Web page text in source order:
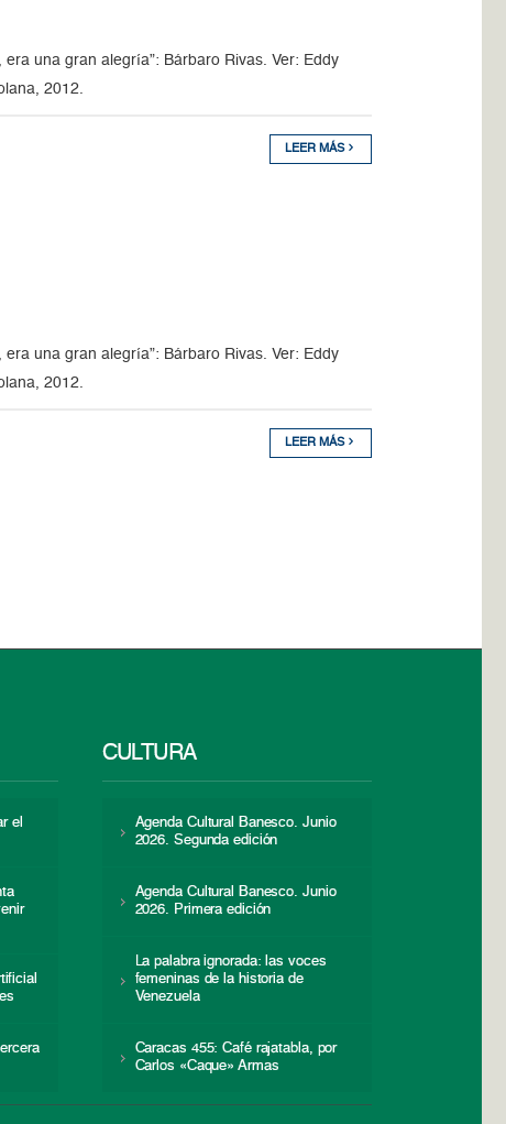
una gran alegría”: Bárbaro Rivas. Ver: Eddy
2012.
LEER MÁS
una gran alegría”: Bárbaro Rivas. Ver: Eddy
2012.
LEER MÁS
el
CULTURA
Agenda Cultural Banesco. Junio
2026. Segunda edición
Agenda Cultural Banesco. Junio
2026. Primera edición
La palabra ignorada: las voces
femeninas de la historia de
Venezuela
Caracas 455: Café rajatabla, por
Carlos «Caque» Armas